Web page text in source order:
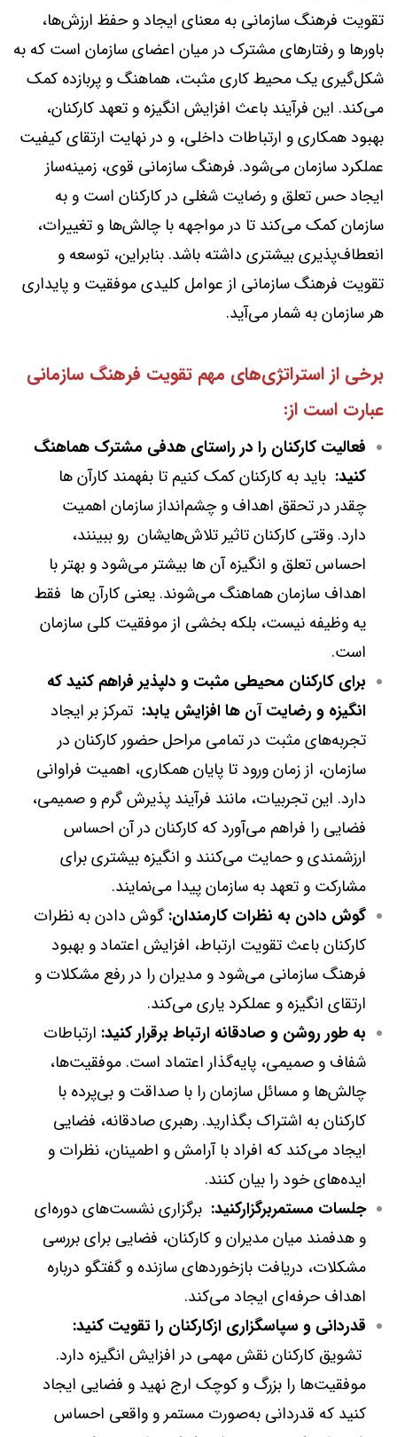
تقویت فرهنگ سازمانی به معنای ایجاد و حفظ ارزش‌ها،
باورها و رفتارهای مشترک در میان اعضای سازمان است که به
شکل‌گیری یک محیط کاری مثبت، هماهنگ و پربازده کمک
می‌کند. این فرآیند باعث افزایش انگیزه و تعهد کارکنان،
بهبود همکاری و ارتباطات داخلی، و در نهایت ارتقای کیفیت
عملکرد سازمان می‌شود. فرهنگ سازمانی قوی، زمینه‌ساز
ایجاد حس تعلق و رضایت شغلی در کارکنان است و به
سازمان کمک می‌کند تا در مواجهه با چالش‌ها و تغییرات،
انعطاف‌پذیری بیشتری داشته باشد. بنابراین، توسعه و
تقویت فرهنگ سازمانی از عوامل کلیدی موفقیت و پایداری
هر سازمان به شمار می‌آید.
برخی از استراتژی‌های مهم تقویت فرهنگ سازمانی
عبارت است از:
فعالیت کارکنان را در راستای هدفی مشترک هماهنگ
کنید: باید به کارکنان کمک کنیم تا بفهمند کارآن ها
چقدر در تحقق اهداف و چشم‌انداز سازمان اهمیت
دارد. وقتی کارکنان تاثیر تلاش‌هایشان رو ببینند،
احساس تعلق و انگیزه‌ آن ها بیشتر می‌شود و بهتر با
اهداف سازمان هماهنگ می‌شوند. یعنی کارآن ها فقط
یه وظیفه نیست، بلکه بخشی از موفقیت کلی سازمان
است.
برای کارکنان محیطی مثبت و دلپذیر فراهم کنید که
انگیزه و رضایت آن ها افزایش یابد: تمرکز بر ایجاد
تجربه‌های مثبت در تمامی مراحل حضور کارکنان در
سازمان، از زمان ورود تا پایان همکاری، اهمیت فراوانی
دارد. این تجربیات، مانند فرآیند پذیرش گرم و صمیمی،
فضایی را فراهم می‌آورد که کارکنان در آن احساس
ارزشمندی و حمایت می‌کنند و انگیزه بیشتری برای
مشارکت و تعهد به سازمان پیدا می‌نمایند.
گوش دادن به نظرات کارمندان: گوش دادن به نظرات
کارکنان باعث تقویت ارتباط، افزایش اعتماد و بهبود
فرهنگ سازمانی می‌شود و مدیران را در رفع مشکلات و
ارتقای انگیزه و عملکرد یاری می‌کند.
به طور روشن و صادقانه ارتباط برقرار کنید: ارتباطات
شفاف و صمیمی، پایه‌گذار اعتماد است. موفقیت‌ها،
چالش‌ها و مسائل سازمان را با صداقت و بی‌پرده با
کارکنان به اشتراک بگذارید. رهبری صادقانه، فضایی
ایجاد می‌کند که افراد با آرامش و اطمینان، نظرات و
ایده‌های خود را بیان کنند.
جلسات مستمربرگزارکنید: برگزاری نشست‌های دوره‌ای
و هدفمند میان مدیران و کارکنان، فضایی برای بررسی
مشکلات، دریافت بازخوردهای سازنده و گفتگو درباره
اهداف حرفه‌ای ایجاد می‌کند.
قدردانی و سپاسگزاری ازکارکنان را تقویت کنید:
تشویق کارکنان نقش مهمی در افزایش انگیزه دارد.
موفقیت‌ها را بزرگ و کوچک ارج نهید و فضایی ایجاد
کنید که قدردانی به‌صورت مستمر و واقعی احساس